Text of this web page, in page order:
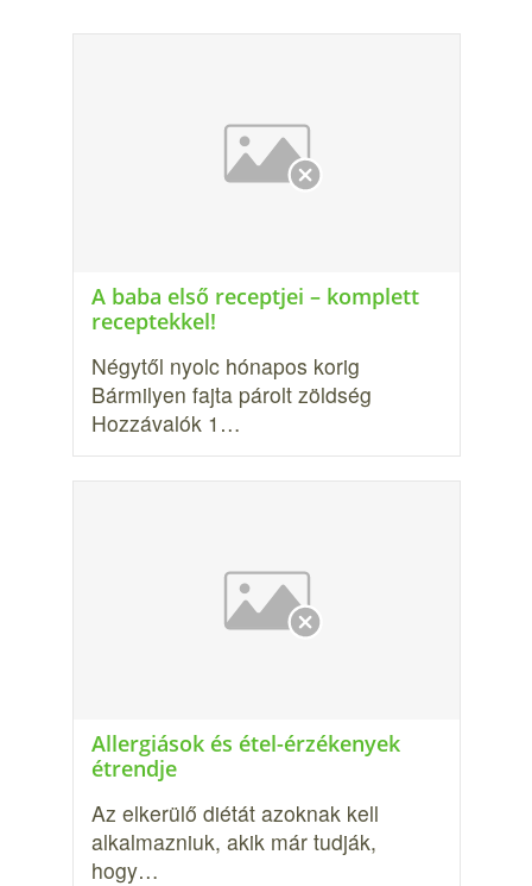
A baba első receptjei – komplett
receptekkel!
Négytől nyolc hónapos korig
Bármilyen fajta párolt zöldség
Hozzávalók 1…
Allergiások és étel-érzékenyek
étrendje
Az elkerülő diétát azoknak kell
alkalmazniuk, akik már tudják,
hogy…